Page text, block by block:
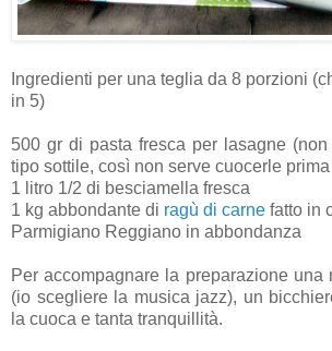
Ingredienti per una teglia da 8 porzioni
in 5)
500 gr di pasta fresca per lasagne
tipo sottile, così non serve cuocerle prima
1 litro 1/2 di besciamella fresca
1 kg abbondante di ragù di carne fatto in
Parmigiano Reggiano in abbondanza
Per accompagnare la preparazione una
(io scegliere la musica jazz), un
la cuoca e tanta tranquillità.